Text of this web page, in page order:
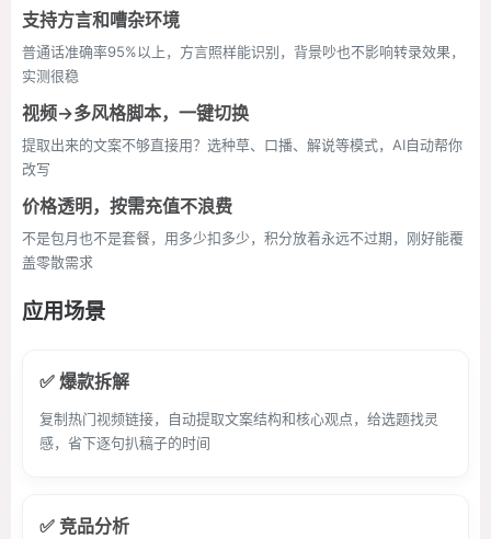
支持方言和嘈杂环境
普通话准确率95%以上，方言照样能识别，背景吵也不影响转录效果，
实测很稳
视频→多风格脚本，一键切换
提取出来的文案不够直接用？选种草、口播、解说等模式，AI自动帮你
改写
价格透明，按需充值不浪费
不是包月也不是套餐，用多少扣多少，积分放着永远不过期，刚好能覆
盖零散需求
应用场景
✅ 爆款拆解
复制热门视频链接，自动提取文案结构和核心观点，给选题找灵
感，省下逐句扒稿子的时间
✅ 竞品分析